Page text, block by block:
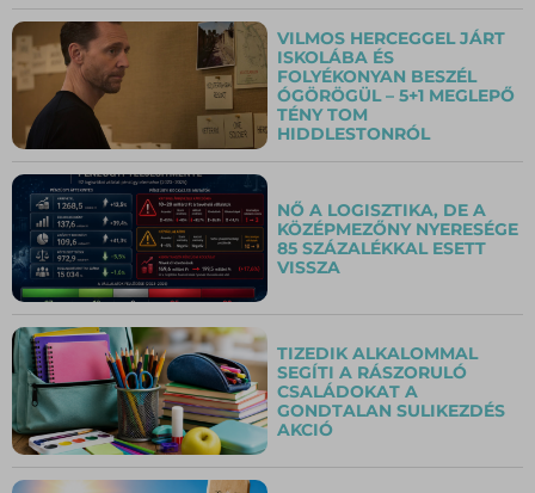
VILMOS HERCEGGEL JÁRT
ISKOLÁBA ÉS
FOLYÉKONYAN BESZÉL
ÓGÖRÖGÜL – 5+1 MEGLEPŐ
TÉNY TOM
HIDDLESTONRÓL
NŐ A LOGISZTIKA, DE A
KÖZÉPMEZŐNY NYERESÉGE
85 SZÁZALÉKKAL ESETT
VISSZA
TIZEDIK ALKALOMMAL
SEGÍTI A RÁSZORULÓ
CSALÁDOKAT A
GONDTALAN SULIKEZDÉS
AKCIÓ